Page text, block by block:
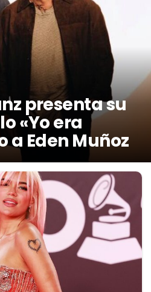
presenta su
«Yo era
a Eden Muñoz